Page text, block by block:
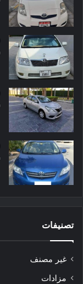
تصنيفات
غير مصنف
مزادات